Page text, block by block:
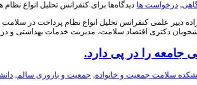
, درخواست ها دیدگاه‌ها برای کنفرانس تحلیل انواع نظام
دبیر علمی کنفرانس تحلیل انواع نظام پرداخت در
دکتری اقتصاد سلامت، مدیریت خدمات بهداشتی و
را در پی دارد.
سلامت جمعیت و خانواده, جمعیت و باروری سالم,